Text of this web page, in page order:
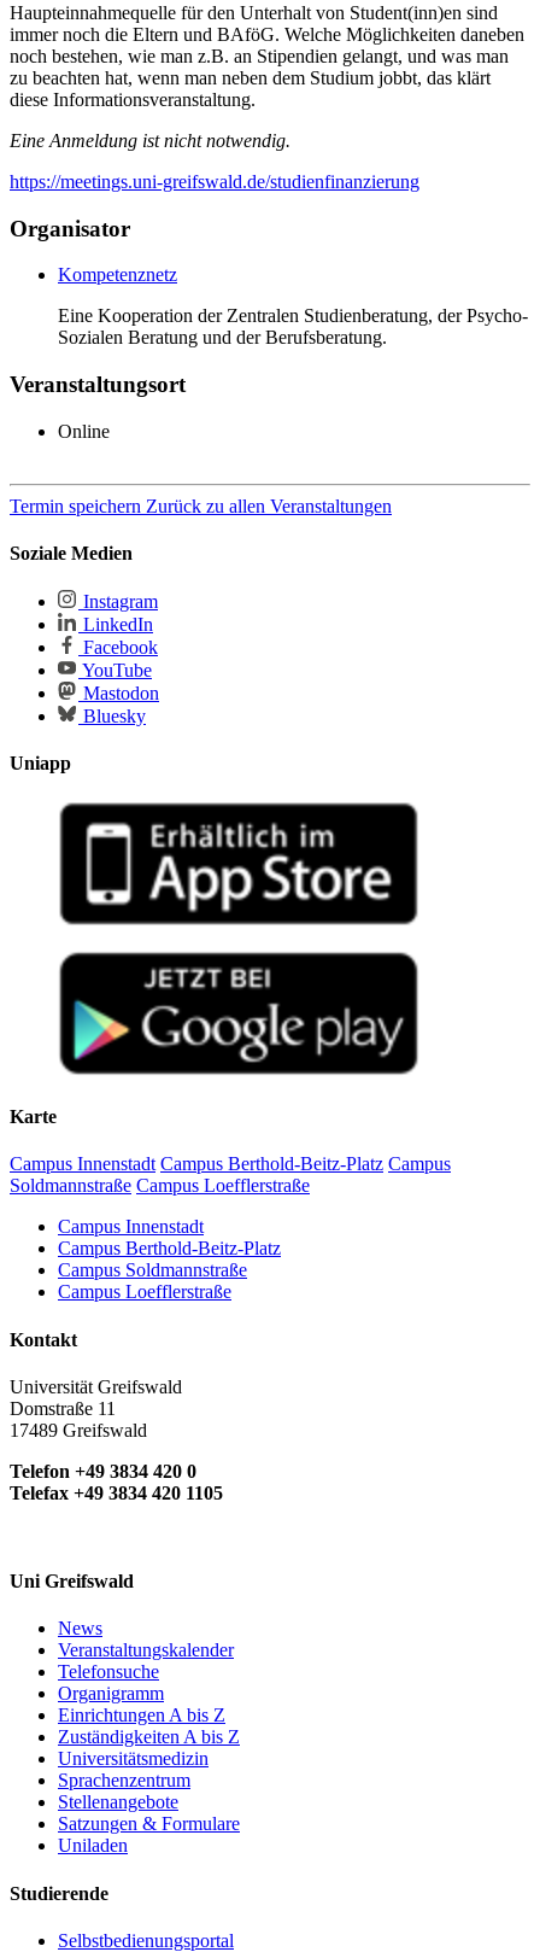
Haupteinnahmequelle für den Unterhalt von Student(inn)en sind
immer noch die Eltern und BAföG. Welche Möglichkeiten daneben
noch bestehen, wie man z.B. an Stipendien gelangt, und was man
zu beachten hat, wenn man neben dem Studium jobbt, das klärt
diese Informationsveranstaltung.
Eine Anmeldung ist nicht notwendig.
https://meetings.uni-greifswald.de/studienfinanzierung
Organisator
Kompetenznetz
Eine Kooperation der Zentralen Studienberatung, der Psycho-
Sozialen Beratung und der Berufsberatung.
Veranstaltungsort
Online
Termin speichern Zurück zu allen Veranstaltungen
Soziale Medien
Instagram
LinkedIn
Facebook
YouTube
Mastodon
Bluesky
Uniapp
Karte
Campus Innenstadt Campus Berthold-Beitz-Platz Campus
Soldmannstraße Campus Loefflerstraße
Campus Innenstadt
Campus Berthold-Beitz-Platz
Campus Soldmannstraße
Campus Loefflerstraße
Kontakt
Universität Greifswald
Domstraße 11
17489 Greifswald
Telefon +49 3834 420 0
Telefax +49 3834 420 1105
Uni Greifswald
News
Veranstaltungskalender
Telefonsuche
Organigramm
Einrichtungen A bis Z
Zuständigkeiten A bis Z
Universitätsmedizin
Sprachenzentrum
Stellenangebote
Satzungen & Formulare
Uniladen
Studierende
Selbstbedienungsportal